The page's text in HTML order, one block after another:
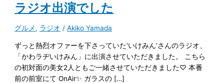
ラジオ出演でした
グルメ, ラジオ /Akiko Yamada
ずっと熱烈オファーを下さっていた‘いけみん’さんのラジオ、
「かわラヂいけみん」に出演させていただきました。 こちら
の初対面の美女2人ともご一緒させていただきました♡ 本番
前の前室にて OnAir✨ ガラスの […]